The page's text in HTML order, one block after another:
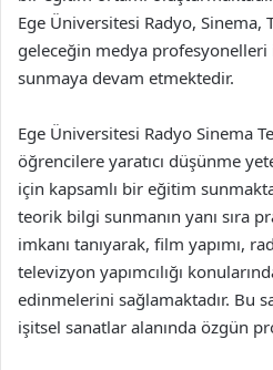
Ege Üniversitesi Radyo, Sinema,
geleceğin medya profesyonelleri
sunmaya devam etmektedir.
Ege Üniversitesi Radyo Sinema
öğrencilere yaratıcı düşünme
için kapsamlı bir eğitim
teorik bilgi sunmanın yanı sıra
imkanı tanıyarak, film yapımı,
televizyon yapımcılığı
edinmelerini sağlamaktadır. Bu
işitsel sanatlar alanında özgün